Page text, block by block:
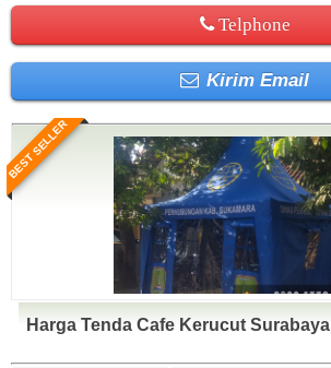
Telphone
Kirim Email
BEST SELLER
Harga Tenda Cafe Kerucut Surabaya